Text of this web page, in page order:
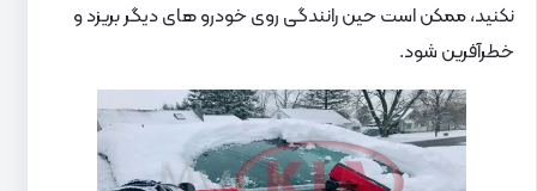
نکنید، ممکن است حین رانندگی روی خودرو های دیگر بریزد و
خطرآفرین شود.